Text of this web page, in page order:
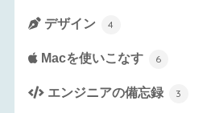
デザイン 4
Macを使いこなす 6
エンジニアの備忘録 3